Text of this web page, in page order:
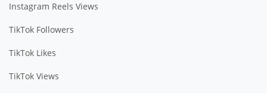
Instagram Reels Views
TikTok Followers
TikTok Likes
TikTok Views